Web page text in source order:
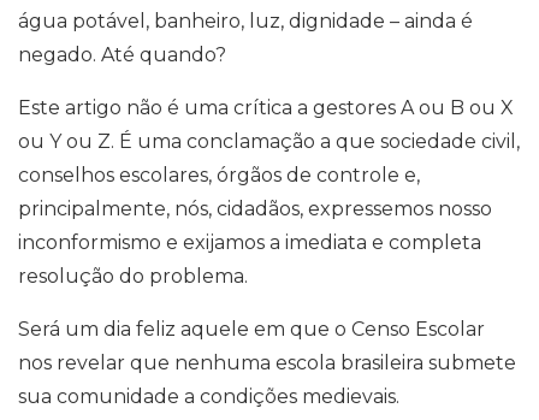
água potável, banheiro, luz, dignidade – ainda é
negado. Até quando?
Este artigo não é uma crítica a gestores A ou B ou X
ou Y ou Z. É uma conclamação a que sociedade civil,
conselhos escolares, órgãos de controle e,
principalmente, nós, cidadãos, expressemos nosso
inconformismo e exijamos a imediata e completa
resolução do problema.
Será um dia feliz aquele em que o Censo Escolar
nos revelar que nenhuma escola brasileira submete
sua comunidade a condições medievais.